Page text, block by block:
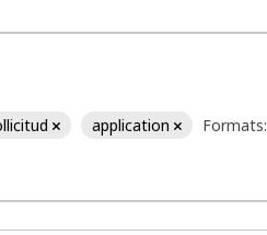
application Formats: